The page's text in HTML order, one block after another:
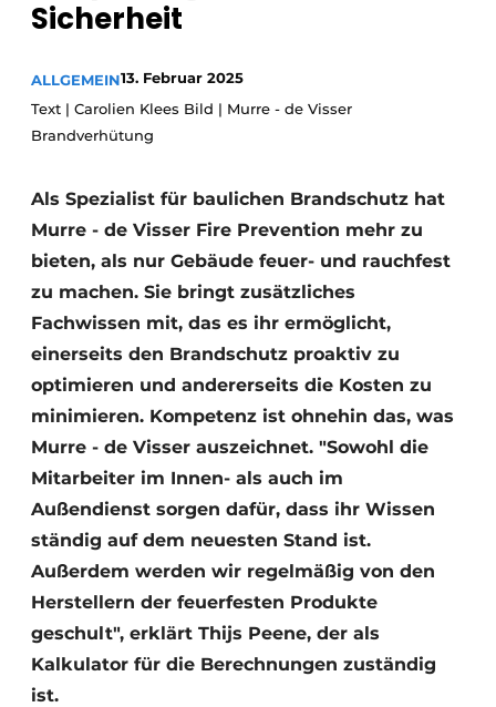
Datenschutz / Cookie-Erklärung
Ein Stellenangebot registrieren
Videos
Sicherheit
ALLGEMEIN13. Februar 2025
Text | Carolien Klees Bild | Murre - de Visser
Brandverhütung
Als Spezialist für baulichen Brandschutz hat
Murre - de Visser Fire Prevention mehr zu
bieten, als nur Gebäude feuer- und rauchfest
zu machen. Sie bringt zusätzliches
Fachwissen mit, das es ihr ermöglicht,
einerseits den Brandschutz proaktiv zu
optimieren und andererseits die Kosten zu
minimieren. Kompetenz ist ohnehin das, was
Murre - de Visser auszeichnet. "Sowohl die
Mitarbeiter im Innen- als auch im
Außendienst sorgen dafür, dass ihr Wissen
ständig auf dem neuesten Stand ist.
Außerdem werden wir regelmäßig von den
Herstellern der feuerfesten Produkte
geschult", erklärt Thijs Peene, der als
Kalkulator für die Berechnungen zuständig
ist.